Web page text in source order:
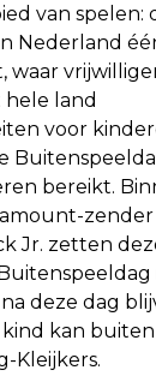
van spelen:
Nederland
waar
hele land
voor
bereikt.
zender
Jr. zetten
deze dag
kan
Kleijkers.